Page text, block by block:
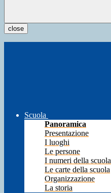
close
Scuola
Panoramica
Presentazione
I luoghi
Le persone
I numeri della scuola
Le carte della scuola
Organizzazione
La storia